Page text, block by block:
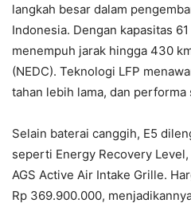
langkah besar dalam
Indonesia. Dengan kapasitas
menempuh jarak hingga 430
(NEDC). Teknologi LFP
tahan lebih lama, dan performa
Selain baterai canggih, E5
seperti Energy Recovery
AGS Active Air Intake Grille.
Rp 369.900.000,